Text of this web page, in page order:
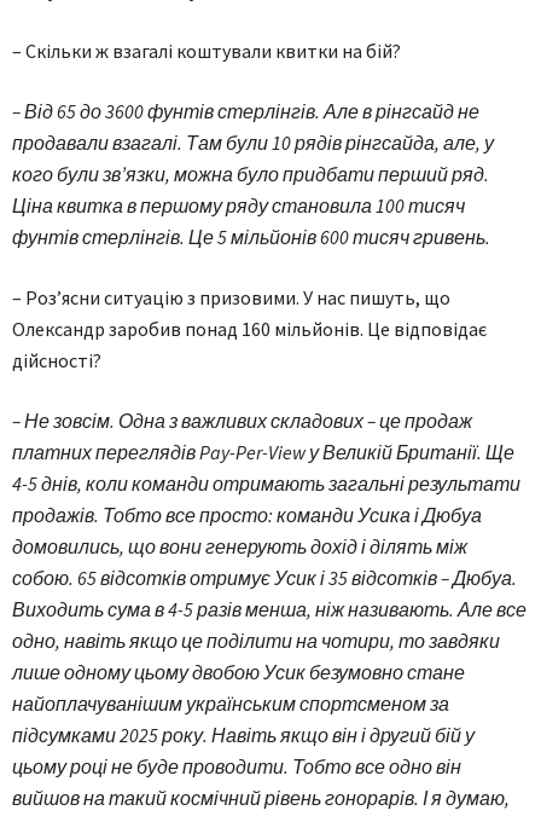
– Скільки ж взагалі коштували квитки на бій?
– Від 65 до 3600 фунтів стерлінгів. Але в рінгсайд не
продавали взагалі. Там були 10 рядів рінгсайда, але, у
кого були зв’язки, можна було придбати перший ряд.
Ціна квитка в першому ряду становила 100 тисяч
фунтів стерлінгів. Це 5 мільйонів 600 тисяч гривень.
– Роз’ясни ситуацію з призовими. У нас пишуть, що
Олександр заробив понад 160 мільйонів. Це відповідає
дійсності?
– Не зовсім. Одна з важливих складових – це продаж
платних переглядів Pay-Per-View у Великій Британії. Ще
4-5 днів, коли команди отримають загальні результати
продажів. Тобто все просто: команди Усика і Дюбуа
домовились, що вони генерують дохід і ділять між
собою. 65 відсотків отримує Усик і 35 відсотків – Дюбуа.
Виходить сума в 4-5 разів менша, ніж називають. Але все
одно, навіть якщо це поділити на чотири, то завдяки
лише одному цьому двобою Усик безумовно стане
найоплачуванішим українським спортсменом за
підсумками 2025 року. Навіть якщо він і другий бій у
цьому році не буде проводити. Тобто все одно він
вийшов на такий космічний рівень гонорарів. І я думаю,